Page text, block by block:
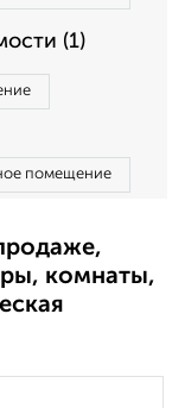
(1)
помещение
комнаты,